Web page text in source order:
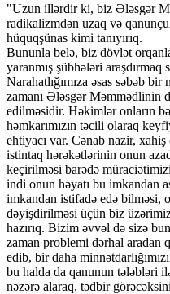
"Uzun illərdir ki, biz Ələsgər
radikalizmdən uzaq və
hüquqşünas kimi tanıyırıq.
Bununla belə, biz dövlət
yaranmış şübhələri
Narahatlığımıza əsas səbəb
zamanı Ələsgər Məmmədlinin
edilməsidir. Həkimlər onların
həmkarımızın təcili olaraq
ehtiyacı var. Cənab nazir,
istintaq hərəkətlərinin onun
keçirilməsi barədə
indi onun həyatı bu imkandan
imkandan istifadə edə bilməsi,
dəyişdirilməsi üçün biz
hazırıq. Bizim əvvəl də sizə
zaman problemi dərhal aradan
edib, bir daha
bu halda da qanunun tələbləri
nəzərə alaraq, tədbir